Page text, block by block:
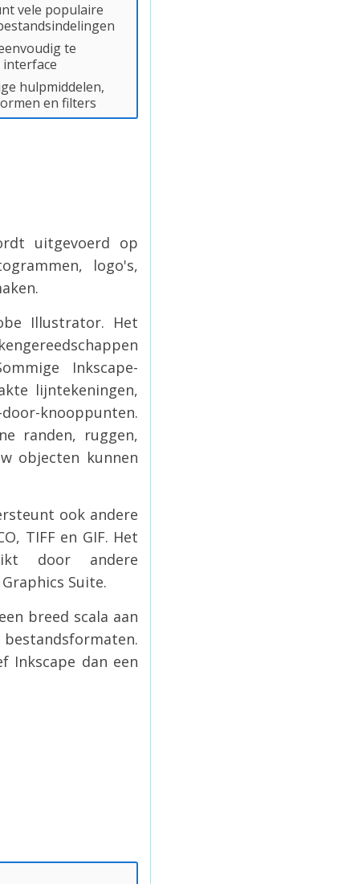
vele populaire
te
hulpmiddelen,
en filters
uitgevoerd op
logo's,
Illustrator. Het
Inkscape-
lijntekeningen,
knooppunten.
randen, ruggen,
objecten kunnen
ook andere
TIFF en GIF. Het
door andere
Suite.
breed scala aan
Inkscape dan een